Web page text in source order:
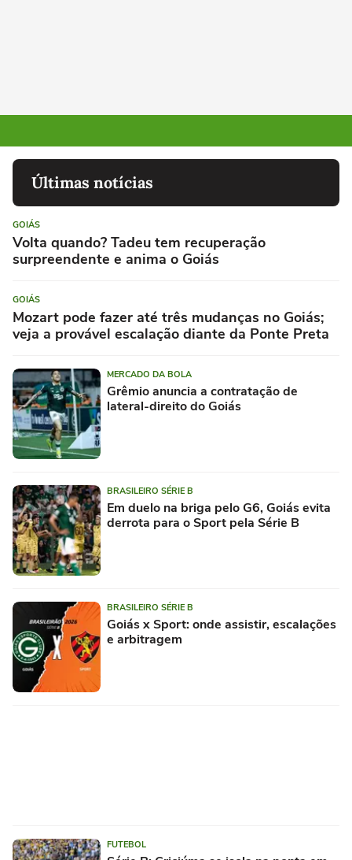
Últimas notícias
GOIÁS
Volta quando? Tadeu tem recuperação
surpreendente e anima o Goiás
GOIÁS
Mozart pode fazer até três mudanças no Goiás;
veja a provável escalação diante da Ponte Preta
MERCADO DA BOLA
Grêmio anuncia a contratação de
lateral-direito do Goiás
BRASILEIRO SÉRIE B
Em duelo na briga pelo G6, Goiás evita
derrota para o Sport pela Série B
BRASILEIRO SÉRIE B
Goiás x Sport: onde assistir, escalações
e arbitragem
FUTEBOL